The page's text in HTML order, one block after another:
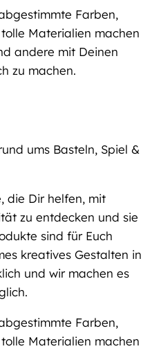
Farben,
Materialien machen
andere mit Deinen
zu machen.
ums Basteln, Spiel &
die Dir helfen, mit
zu entdecken und sie
sind für Euch
kreatives Gestalten in
und wir machen es
Farben,
Materialien machen